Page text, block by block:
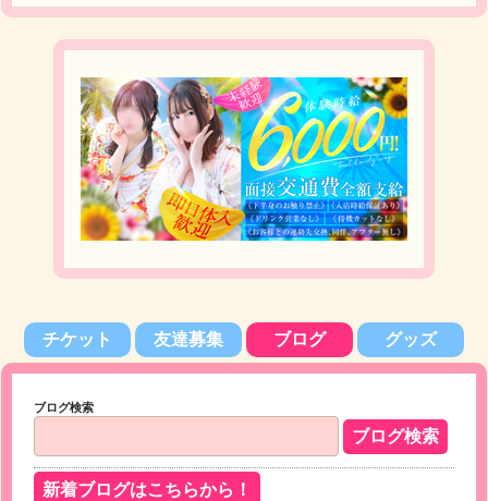
チケット 友達募集 ブログ グッズ
ブログ検索
新着ブログはこちらから！